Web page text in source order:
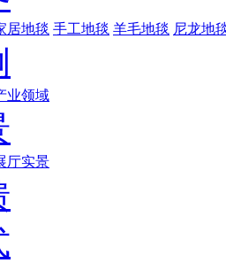
居地毯 手工地毯 羊毛地毯 尼龙地
业领域
厅实景